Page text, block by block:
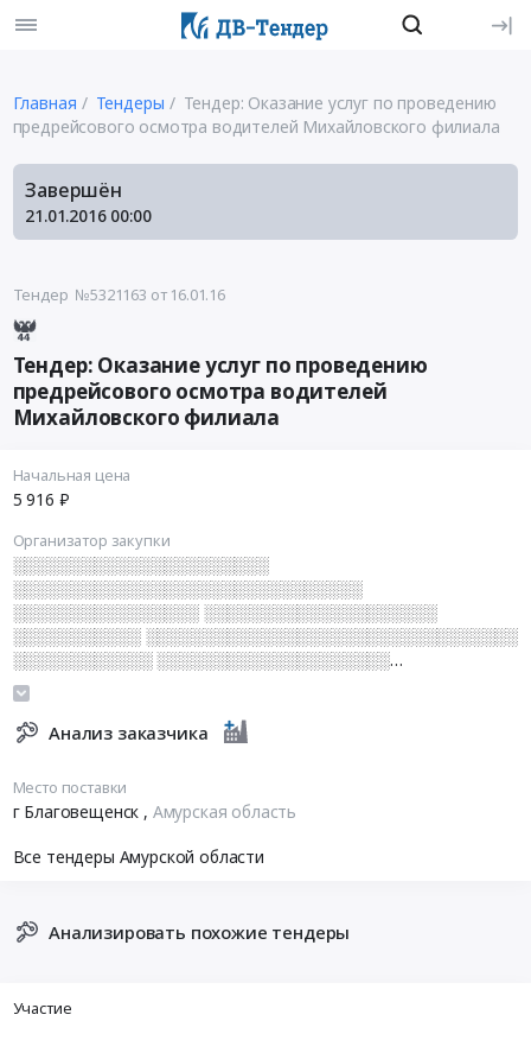
Главная Тендеры
Тендер: Оказание услуг по проведению
предрейсового осмотра водителей Михайловского филиала
Завершён
21.01.2016 00:00
Тендер №5321163 от 16.01.16
Тендер: Оказание услуг по проведению
предрейсового осмотра водителей
Михайловского филиала
Начальная цена
5 916 ₽
Организатор закупки
░░░░░░░░░░░░░░░░░░░░░░
░░░░░░░░░░░░░░░░░░░░░░░░░░░░░░
░░░░░░░░░░░░░░░░ ░░░░░░░░░░░░░░░░░░░░
░░░░░░░░░░░ ░░░░░░░░░░░░░░░░░░░░░░░░░░░░░░░░
░░░░░░░░░░░░ ░░░░░░░░░░░░░░░░░░░░
░░░░░░░░░░░░░░░░░░░░░░░░
░░░░░░░░░░░░░░░░░░░░ ░░░░░░
░░░░░░░░░░░░░░░░░░░░ ░░░░░░░░░░░░░░░░░░ ░░░░
Анализ заказчика
Место поставки
г Благовещенск , Амурская область
Все тендеры Амурской области
Анализировать похожие тендеры
Участие